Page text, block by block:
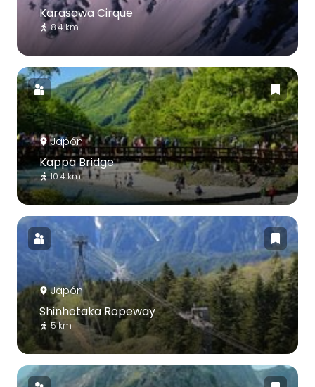
Karasawa Cirque
8.4 km
Japón
Kappa Bridge
10.4 km
Japón
Shinhotaka Ropeway
5 km